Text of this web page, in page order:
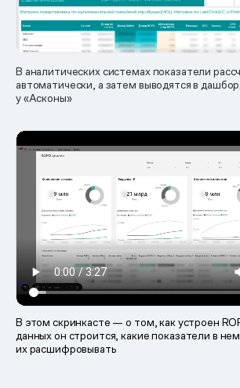
В аналитических системах показатели
автоматически, а затем выводятся в
у «Асконы»
В этом скринкасте — о том, как устроен
данных он строится, какие показатели в
их расшифровывать